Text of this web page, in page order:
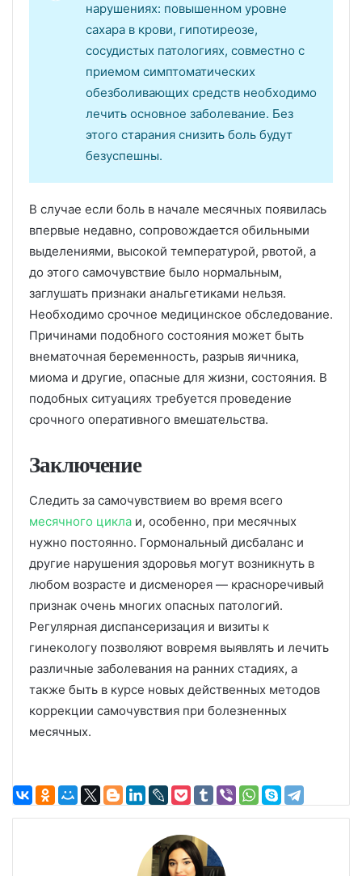
нарушениях: повышенном уровне
сахара в крови, гипотиреозе,
сосудистых патологиях, совместно с
приемом симптоматических
обезболивающих средств необходимо
лечить основное заболевание. Без
этого старания снизить боль будут
безуспешны.
В случае если боль в начале месячных появилась
впервые недавно, сопровождается обильными
выделениями, высокой температурой, рвотой, а
до этого самочувствие было нормальным,
заглушать признаки анальгетиками нельзя.
Необходимо срочное медицинское обследование.
Причинами подобного состояния может быть
внематочная беременность, разрыв яичника,
миома и другие, опасные для жизни, состояния. В
подобных ситуациях требуется проведение
срочного оперативного вмешательства.
Заключение
Следить за самочувствием во время всего
месячного цикла и, особенно, при месячных
нужно постоянно. Гормональный дисбаланс и
другие нарушения здоровья могут возникнуть в
любом возрасте и дисменорея — красноречивый
признак очень многих опасных патологий.
Регулярная диспансеризация и визиты к
гинекологу позволяют вовремя выявлять и лечить
различные заболевания на ранних стадиях, а
также быть в курсе новых действенных методов
коррекции самочувствия при болезненных
месячных.